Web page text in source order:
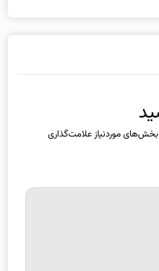
بخش‌های موردنیاز علامت‌گذاری